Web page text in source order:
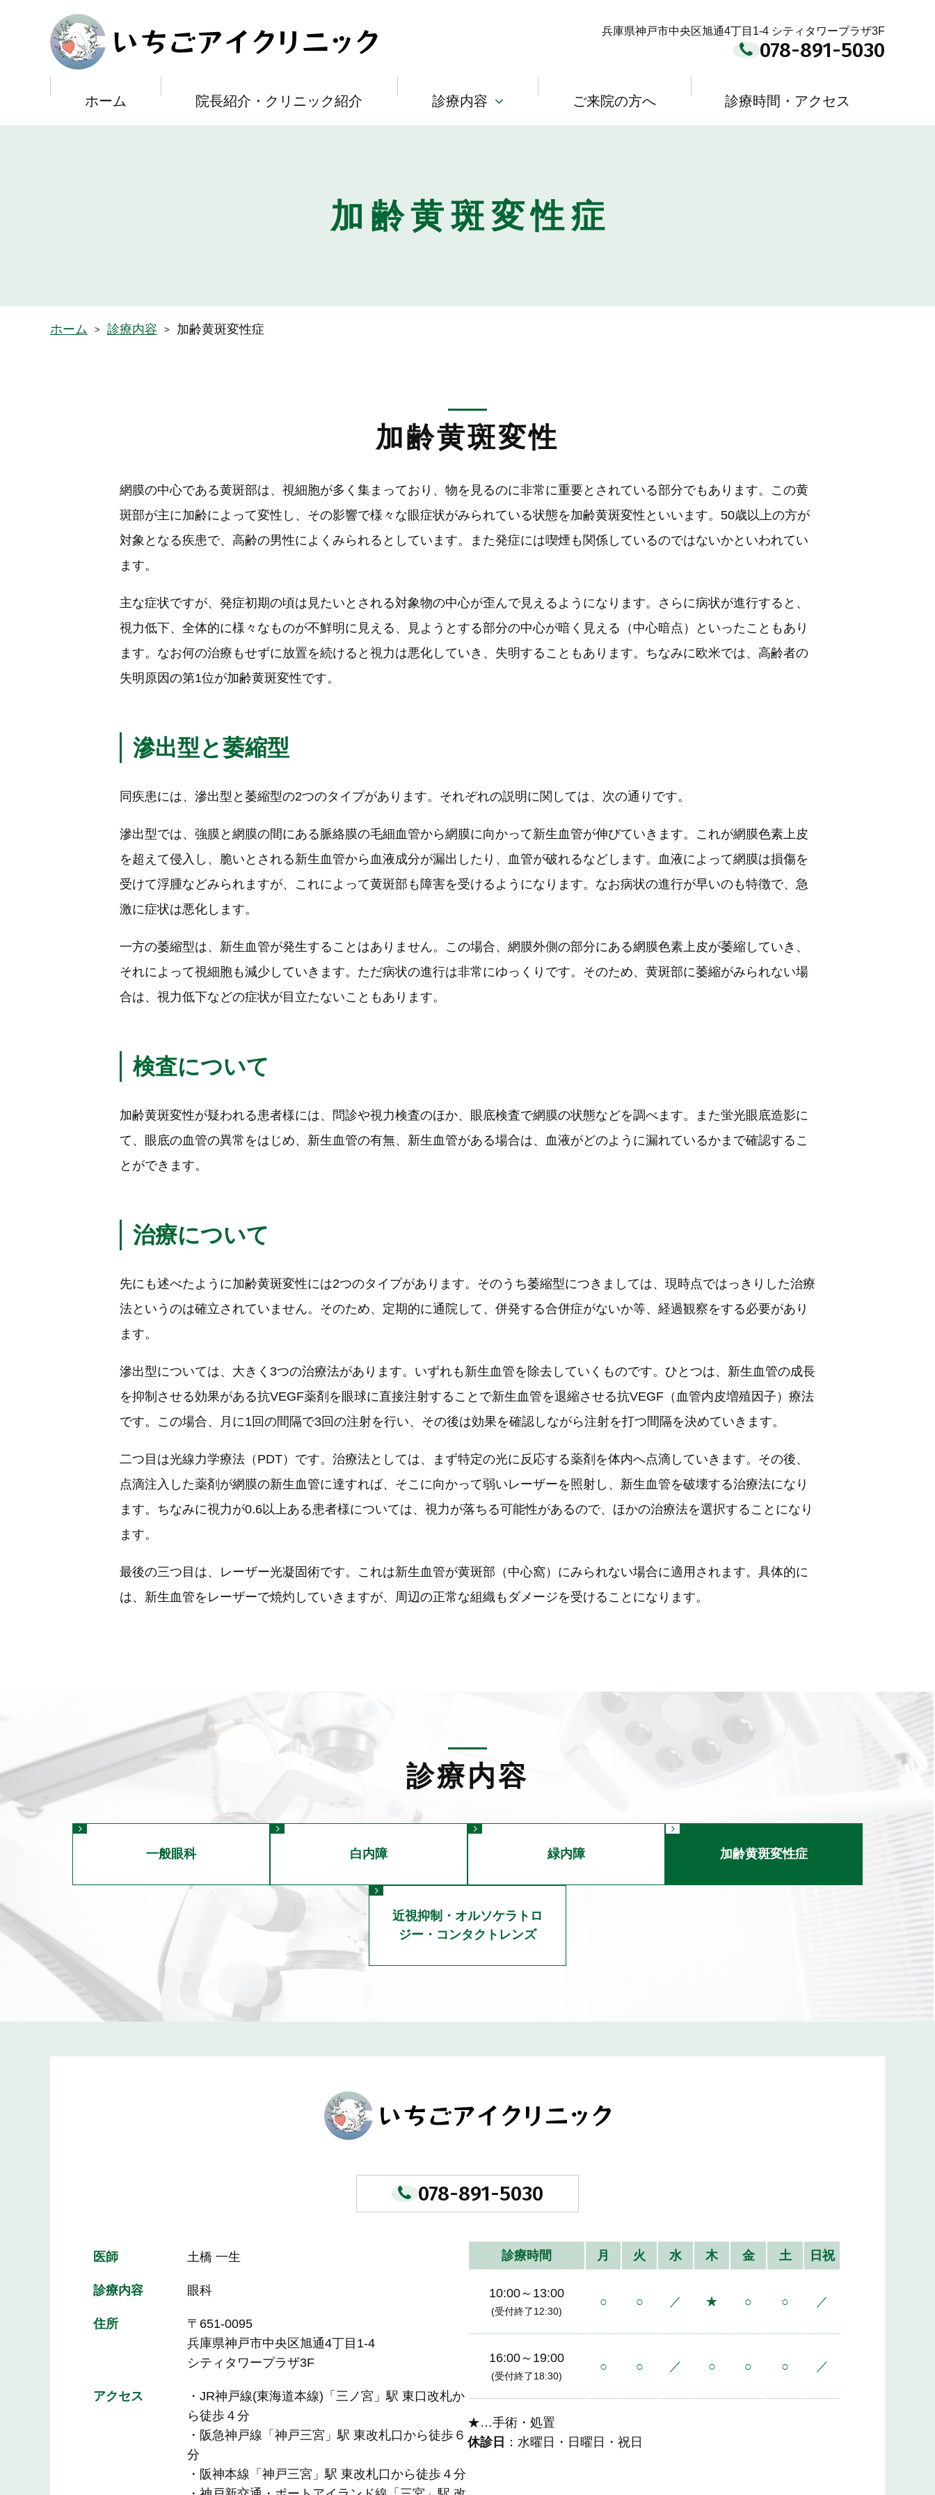
いちごアイクリニック
兵庫県神戸市中央区旭通4丁目1-4 シティタワープラザ3F
078-891-5030
ホーム 院長紹介・クリニック紹介 診療内容 ご来院の方へ 診療時間・アクセス
ホーム 診療内容 加齢黄斑変性症
加齢黄斑変性症
加齢黄斑変性
網膜の中心である黄斑部は、視細胞が多く集まっており、物を見るのに非常に重要とされている部分でもあります。この黄
斑部が主に加齢によって変性し、その影響で様々な眼症状がみられている状態を加齢黄斑変性といいます。50歳以上の方が
対象となる疾患で、高齢の男性によくみられるとしています。また発症には喫煙も関係しているのではないかといわれてい
ます。
主な症状ですが、発症初期の頃は見たいとされる対象物の中心が歪んで見えるようになります。さらに病状が進行すると、
視力低下、全体的に様々なものが不鮮明に見える、見ようとする部分の中心が暗く見える（中心暗点）といったこともあり
ます。なお何の治療もせずに放置を続けると視力は悪化していき、失明することもあります。ちなみに欧米では、高齢者の
失明原因の第1位が加齢黄斑変性です。
滲出型と萎縮型
同疾患には、滲出型と萎縮型の2つのタイプがあります。それぞれの説明に関しては、次の通りです。
滲出型では、強膜と網膜の間にある脈絡膜の毛細血管から網膜に向かって新生血管が伸びていきます。これが網膜色素上皮
を超えて侵入し、脆いとされる新生血管から血液成分が漏出したり、血管が破れるなどします。血液によって網膜は損傷を
受けて浮腫などみられますが、これによって黄斑部も障害を受けるようになります。なお病状の進行が早いのも特徴で、急
激に症状は悪化します。
一方の萎縮型は、新生血管が発生することはありません。この場合、網膜外側の部分にある網膜色素上皮が萎縮していき、
それによって視細胞も減少していきます。ただ病状の進行は非常にゆっくりです。そのため、黄斑部に萎縮がみられない場
合は、視力低下などの症状が目立たないこともあります。
検査について
加齢黄斑変性が疑われる患者様には、問診や視力検査のほか、眼底検査で網膜の状態などを調べます。また蛍光眼底造影に
て、眼底の血管の異常をはじめ、新生血管の有無、新生血管がある場合は、血液がどのように漏れているかまで確認するこ
とができます。
治療について
先にも述べたように加齢黄斑変性には2つのタイプがあります。そのうち萎縮型につきましては、現時点ではっきりした治療
法というのは確立されていません。そのため、定期的に通院して、併発する合併症がないか等、経過観察をする必要があり
ます。
滲出型については、大きく3つの治療法があります。いずれも新生血管を除去していくものです。ひとつは、新生血管の成長
を抑制させる効果がある抗VEGF薬剤を眼球に直接注射することで新生血管を退縮させる抗VEGF（血管内皮増殖因子）療法
です。この場合、月に1回の間隔で3回の注射を行い、その後は効果を確認しながら注射を打つ間隔を決めていきます。
二つ目は光線力学療法（PDT）です。治療法としては、まず特定の光に反応する薬剤を体内へ点滴していきます。その後、
点滴注入した薬剤が網膜の新生血管に達すれば、そこに向かって弱いレーザーを照射し、新生血管を破壊する治療法になり
ます。ちなみに視力が0.6以上ある患者様については、視力が落ちる可能性があるので、ほかの治療法を選択することになり
ます。
最後の三つ目は、レーザー光凝固術です。これは新生血管が黄斑部（中心窩）にみられない場合に適用されます。具体的に
は、新生血管をレーザーで焼灼していきますが、周辺の正常な組織もダメージを受けることになります。
診療内容
一般眼科 白内障 緑内障 加齢黄斑変性症
近視抑制・オルソケラトロ
ジー・コンタクトレンズ
078-891-5030
医師 土橋 一生
診療内容 眼科
住所
〒651-0095
兵庫県神戸市中央区旭通4丁目1-4
シティタワープラザ3F
アクセス
・JR神戸線(東海道本線)「三ノ宮」駅 東口改札か
ら徒歩４分
・阪急神戸線「神戸三宮」駅 東改札口から徒歩６
分
・阪神本線「神戸三宮」駅 東改札口から徒歩４分
診療時間 月 火 水 木 金 土 日祝
10:00～13:00
(受付終了12:30)
○ ○ ／ ★ ○ ○ ／
16:00～19:00
(受付終了18:30)
○ ○ ／ ○ ○ ○ ／
★…手術・処置
休診日 ：水曜日・日曜日・祝日